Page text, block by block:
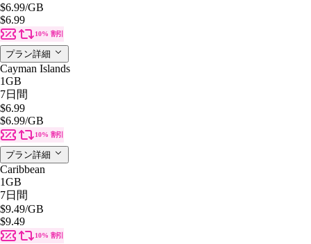
$6.99/GB
$6.99
10% 割引
プラン詳細
Cayman Islands
1GB
7日間
$6.99
$6.99/GB
10% 割引
プラン詳細
Caribbean
1GB
7日間
$9.49/GB
$9.49
10% 割引